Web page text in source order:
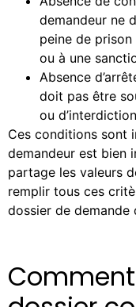
demandeur ne
peine de
ou à une
Absence
doit pas être
ou
Ces conditions sont
demandeur est bien
partage les valeurs
remplir tous ces
dossier de demande